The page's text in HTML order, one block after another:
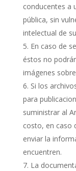
conducentes a
pública, sin
intelectual de
En caso de
éstos no
imágenes
Si los
para
suministrar al
costo, en caso
enviar la
encuentren.
La